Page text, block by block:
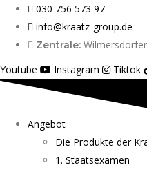
030 756 573 97
info@kraatz-group.de
Zentrale:
Youtube
Instagram Tiktok
Angebot
Die Produkte der
1. Staatsexamen